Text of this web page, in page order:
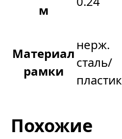
м
Материал
рамки
нерж.
сталь/
пластик
Похожие